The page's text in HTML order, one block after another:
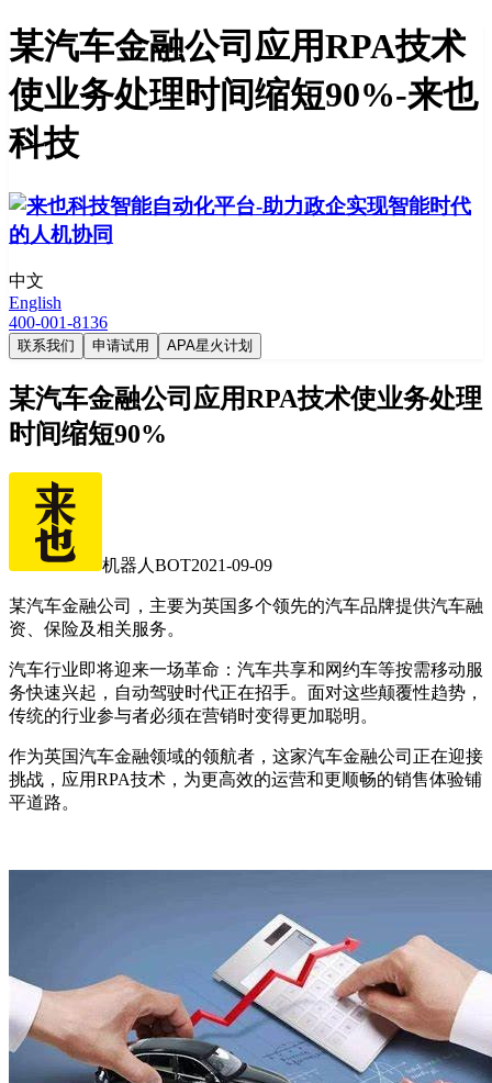
某汽车金融公司应用RPA技术
使业务处理时间缩短90%-来也
科技
中文
English
400-001-8136
联系我们 申请试用 APA星火计划
某汽车金融公司应用RPA技术使业务处理
时间缩短90%
机器人BOT2021-09-09
某汽车金融公司，主要为英国多个领先的汽车品牌提供汽车融
资、保险及相关服务。
汽车行业即将迎来一场革命：汽车共享和网约车等按需移动服
务快速兴起，自动驾驶时代正在招手。面对这些颠覆性趋势，
传统的行业参与者必须在营销时变得更加聪明。
作为英国汽车金融领域的领航者，这家汽车金融公司正在迎接
挑战，应用RPA技术，为更高效的运营和更顺畅的销售体验铺
平道路。